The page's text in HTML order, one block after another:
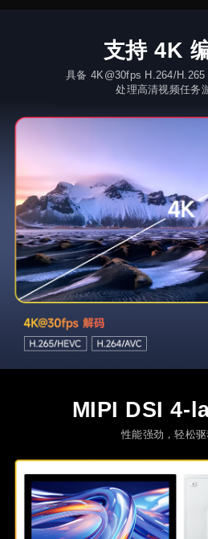
支持 4K
具备 4K@30fps H.264/H.265
处理高清视频任务
MIPI DSI 4-
性能强劲，轻松